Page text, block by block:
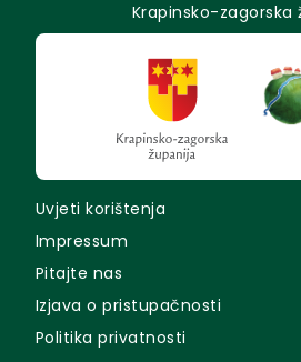
Krapinsko-zagorska
Uvjeti korištenja
Impressum
Pitajte nas
Izjava o pristupačnosti
Politika privatnosti